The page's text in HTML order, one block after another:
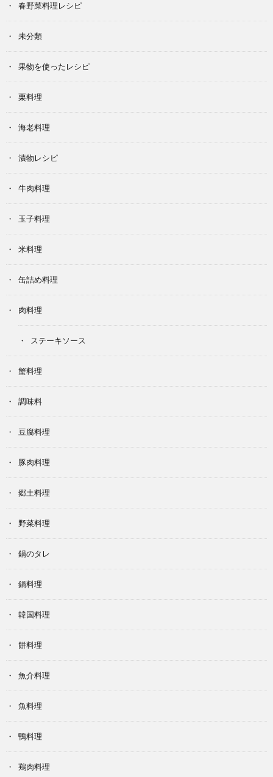
春野菜料理レシピ
未分類
果物を使ったレシピ
栗料理
海老料理
漬物レシピ
牛肉料理
玉子料理
米料理
缶詰め料理
肉料理
ステーキソース
蟹料理
調味料
豆腐料理
豚肉料理
郷土料理
野菜料理
鍋のタレ
鍋料理
韓国料理
餅料理
魚介料理
魚料理
鴨料理
鶏肉料理